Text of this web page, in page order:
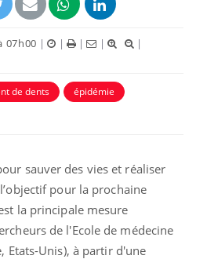
07h00 | | | |
|
de dents
épidémie
sauver des vies et réaliser
pour la prochaine
la principale mesure
de l'Ecole de médecine
Etats-Unis), à partir d'une